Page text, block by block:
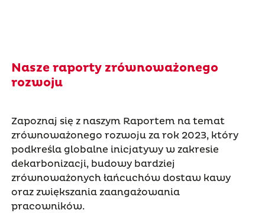
Nasze raporty zrównoważonego
rozwoju
Zapoznaj się z naszym Raportem na temat
zrównoważonego rozwoju za rok 2023, który
podkreśla globalne inicjatywy w zakresie
dekarbonizacji, budowy bardziej
zrównoważonych łańcuchów dostaw kawy
oraz zwiększania zaangażowania
pracowników.